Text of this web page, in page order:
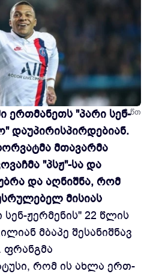
3 წთ
ერთმანეთს "პარი სენ-
დაუპირისპირდებიან.
მთავარმა
"პსჟ"-სა და
და აღნიშნა, რომ
მისიას
სენ-ჟერმენის" 22 წლის
მბაპე შესანიშნავ
ფრანგმა
რომ ის ახლა ერთ-